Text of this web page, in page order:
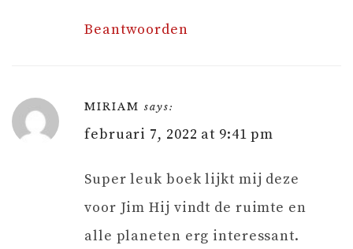
Beantwoorden
MIRIAM says:
februari 7, 2022 at 9:41 pm
Super leuk boek lijkt mij deze
voor Jim Hij vindt de ruimte en
alle planeten erg interessant.